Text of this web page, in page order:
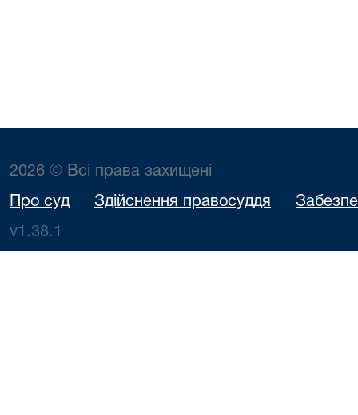
2026 © Всі права захищені
Про суд Здійснення правосуддя
v1.38.1